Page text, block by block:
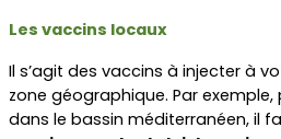
Les vaccins locaux
Il s’agit des vaccins à injecter à
zone géographique. Par